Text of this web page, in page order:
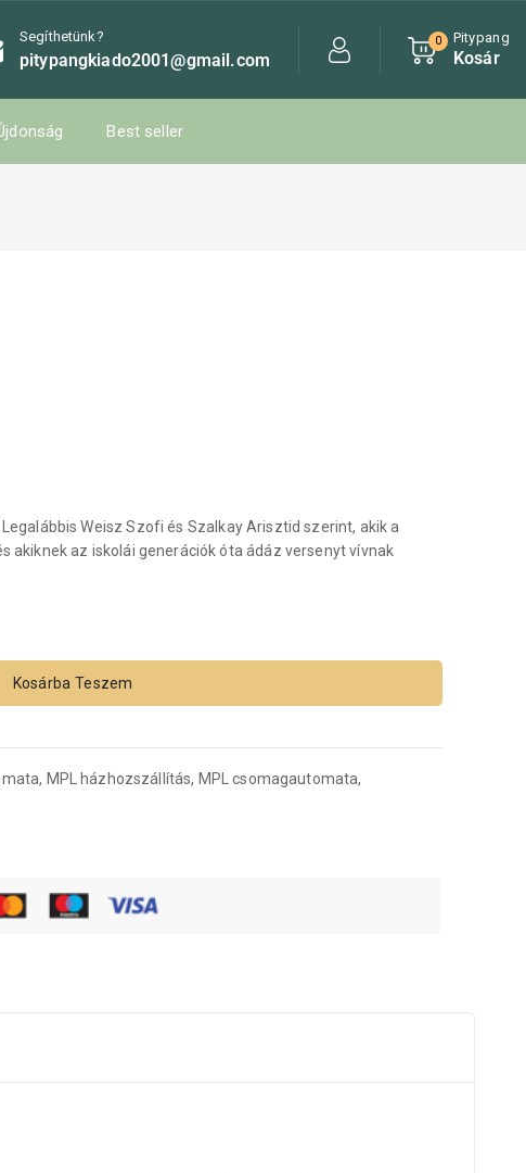
Segíthetünk?
pitypangkiado2001@gmail.com
0 Pitypang
Kosár
Best seller
Weisz Szofi és Szalkay Arisztid szerint, akik a
akiknek az iskolái generációk óta ádáz versenyt vívnak
Kosárba Teszem
MPL házhozszállítás, MPL csomagautomata,